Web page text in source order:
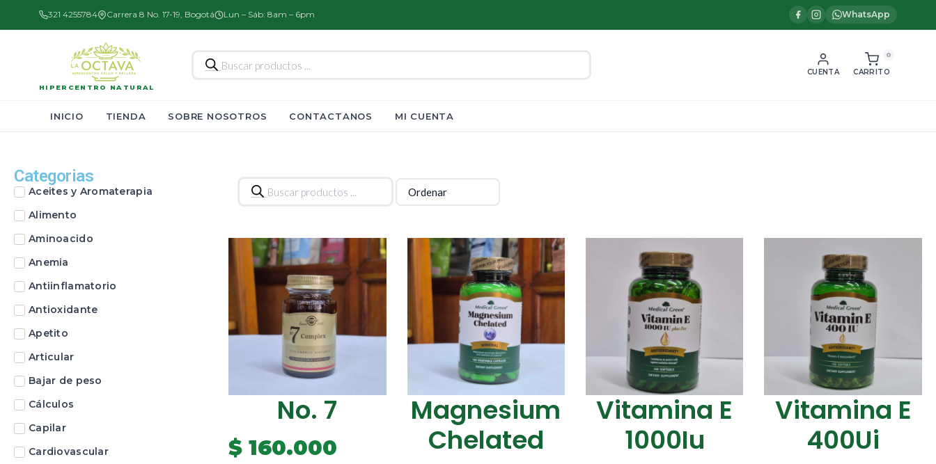
321 4255784 Carrera 8 No. 17-19, Bogotá Lun – Sáb: 8am – 6pm WhatsApp
HIPERCENTRO NATURAL
Búsqueda
de
productos
CUENTA
0
CARRITO
INICIO TIENDA SOBRE NOSOTROS CONTACTANOS MI CUENTA
Categorias
Aceites y Aromaterapia
Alimento
Aminoacido
Anemia
Antiinflamatorio
Antioxidante
Apetito
Articular
Bajar de peso
Cálculos
Capilar
Cardiovascular
Búsqueda
de
productos
No. 7
$ 160.000
Magnesium
Chelated
Vitamina E
1000Iu
Vitamina E
400Ui